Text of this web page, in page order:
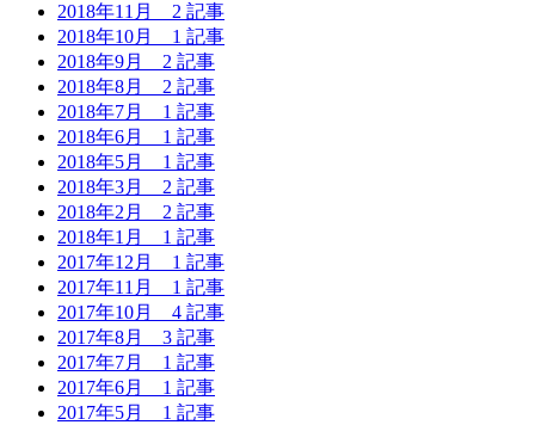
2018年11月 2 記事
2018年10月 1 記事
2018年9月 2 記事
2018年8月 2 記事
2018年7月 1 記事
2018年6月 1 記事
2018年5月 1 記事
2018年3月 2 記事
2018年2月 2 記事
2018年1月 1 記事
2017年12月 1 記事
2017年11月 1 記事
2017年10月 4 記事
2017年8月 3 記事
2017年7月 1 記事
2017年6月 1 記事
2017年5月 1 記事